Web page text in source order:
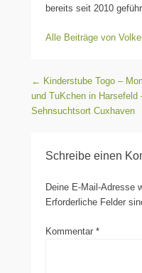
bereits seit 2010
Alle Beiträge von
Beitragsnavigation
← Kinderstube Togo –
und TuKchen in Harsefeld
Sehnsuchtsort Cuxhaven
Schreibe einen
Deine E-Mail-Adresse
Erforderliche Felder
Kommentar *